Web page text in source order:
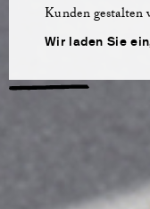
Kunden gestalten
Wir laden Sie